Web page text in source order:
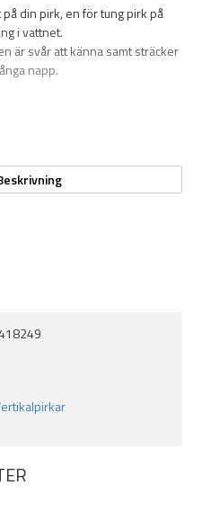
din pirk, en för tung pirk på
i vattnet.
är svår att känna samt sträcker
napp.
krok och pirk